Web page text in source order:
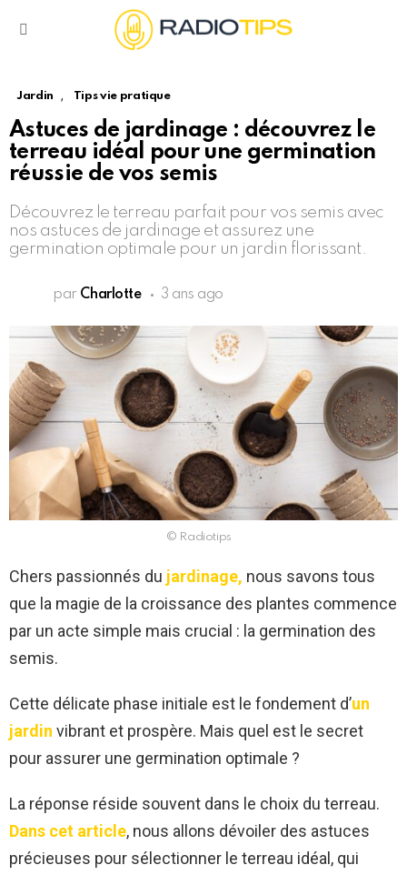
Jardin , Tips vie pratique
Astuces de jardinage : découvrez le
terreau idéal pour une germination
réussie de vos semis
Découvrez le terreau parfait pour vos semis avec
nos astuces de jardinage et assurez une
germination optimale pour un jardin florissant.
par Charlotte 3 ans ago
© Radiotips
Chers passionnés du jardinage, nous savons tous
que la magie de la croissance des plantes commence
par un acte simple mais crucial : la germination des
semis.
Cette délicate phase initiale est le fondement d’un
jardin vibrant et prospère. Mais quel est le secret
pour assurer une germination optimale ?
La réponse réside souvent dans le choix du terreau.
Dans cet article, nous allons dévoiler des astuces
précieuses pour sélectionner le terreau idéal, qui